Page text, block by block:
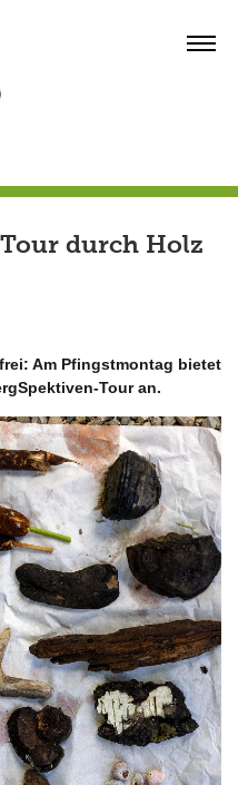
durch Holz
Am Pfingstmontag bietet
Tour an.